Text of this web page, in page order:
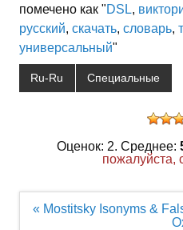
помечено как "DSL,
русский, скачать, словарь,
универсальный"
Ru-Ru Специальные
Оценок: 2. Среднее:
пожалуйста,
Навигация
« Mostitsky Isonyms &